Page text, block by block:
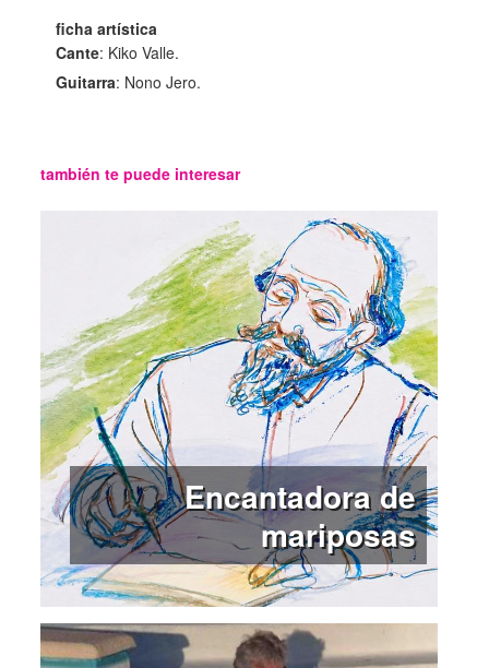
ficha artística
Cante: Kiko Valle.
Guitarra: Nono Jero.
también te puede interesar
Encantadora de
mariposas